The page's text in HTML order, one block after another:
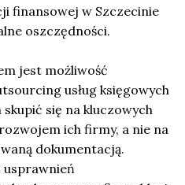
finansowej w Szczecinie
oszczędności.
jest możliwość
usług księgowych
się na kluczowych
ich firmy, a nie na
dokumentacją.